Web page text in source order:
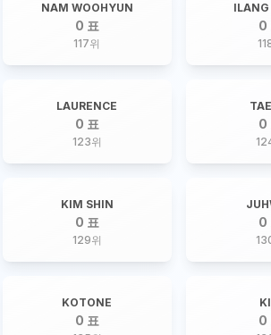
NAM WOOHYUN
0 표
117위
0
LAURENCE
0 표
123위
0
KIM SHIN
0 표
129위
0
KOTONE
0 표 0